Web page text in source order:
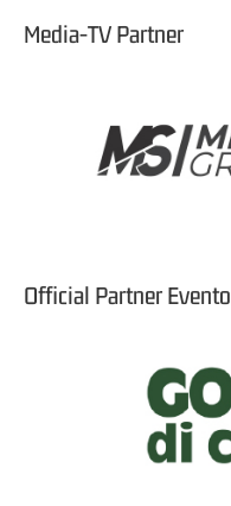
Media-TV Partner
Official Partner Evento